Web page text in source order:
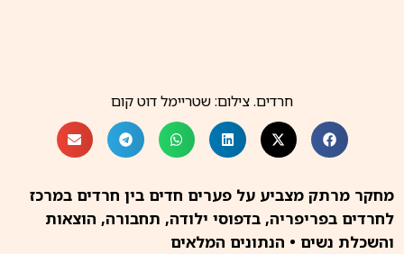
חרדים. צילום: שטריימל דוט קום
מחקר מרתק מצביע על פערים חדים בין חרדים במרכז
לחרדים בפריפריה, בדפוסי ילודה, תחבורה, הוצאות
והשכלת נשים • הנתונים המלאים